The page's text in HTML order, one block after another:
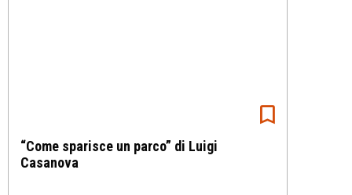
“Come sparisce un parco” di Luigi
Casanova